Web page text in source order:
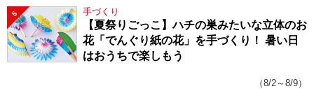
5 手づくり
【夏祭りごっこ】ハチの巣みたいな立体のお
花「でんぐり紙の花」を手づくり！ 暑い日
はおうちで楽しもう
（8/2～8/9）